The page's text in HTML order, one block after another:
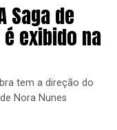
Saga de
exibido na
tem a direção do
Nora Nunes